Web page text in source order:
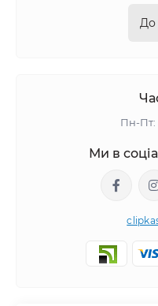
До
Пн-Пт:
Ми в